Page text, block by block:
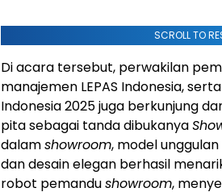
SCROLL TO
Di acara tersebut, perwakilan
manajemen LEPAS Indonesia,
Indonesia 2025 juga berkunjung
pita sebagai tanda dibukanya
dalamshowroom, model unggulan
dan desain elegan berhasil
robot pemandushowroom,